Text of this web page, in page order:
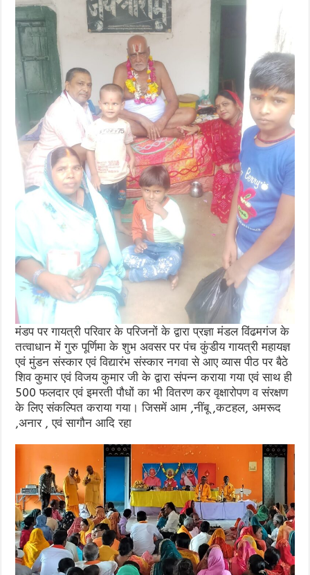
मंडप पर गायत्री परिवार के परिजनों के द्वारा प्रज्ञा मंडल विंढमगंज के
तत्वाधान में गुरु पूर्णिमा के शुभ अवसर पर पंच कुंडीय गायत्री महायज्ञ
एवं मुंडन संस्कार एवं विद्यारंभ संस्कार नगवा से आए व्यास पीठ पर बैठे
शिव कुमार एवं विजय कुमार जी के द्वारा संपन्न कराया गया एवं साथ ही
500 फलदार एवं इमरती पौधों का भी वितरण कर वृक्षारोपण व संरक्षण
के लिए संकल्पित कराया गया। जिसमें आम ,नींबू ,कटहल, अमरूद
,अनार , एवं सागौन आदि रहा